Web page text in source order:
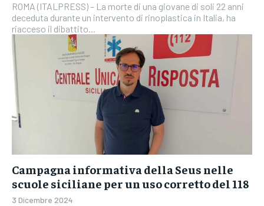
ROMA (ITALPRESS) – La morte di una giovane di soli 22 anni
deceduta durante un intervento di rinoplastica in Italia, ha
riacceso il dibattito...
Campagna informativa della Seus nelle
scuole siciliane per un uso corretto del 118
3 Dicembre 2024